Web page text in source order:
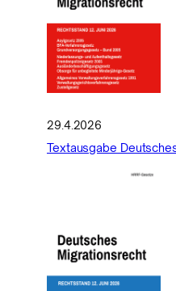
29.4.2026
Textausgabe